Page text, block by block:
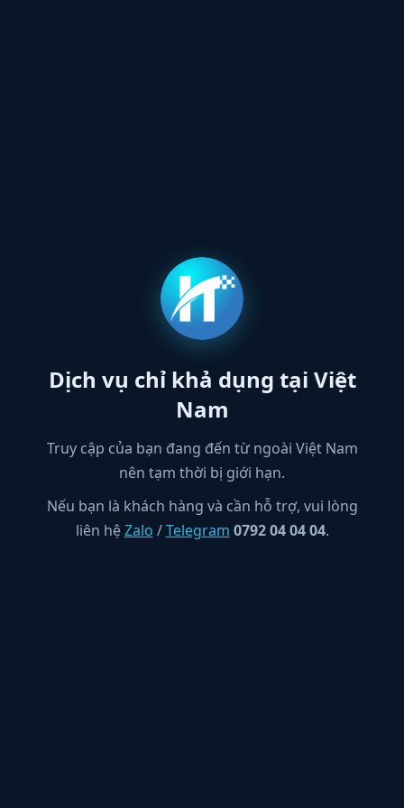
Dịch vụ chỉ khả dụng tại Việt
Nam
Truy cập của bạn đang đến từ ngoài Việt Nam
nên tạm thời bị giới hạn.
Nếu bạn là khách hàng và cần hỗ trợ, vui lòng
liên hệZalo /Telegram 0792 04 04 04.